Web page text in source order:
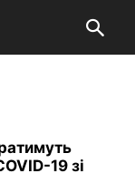
19 зі